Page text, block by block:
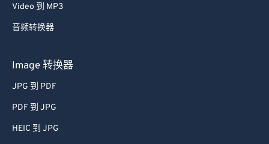
Video 到 MP3
音频转换器
Image 转换器
JPG 到 PDF
PDF 到 JPG
HEIC 到 JPG